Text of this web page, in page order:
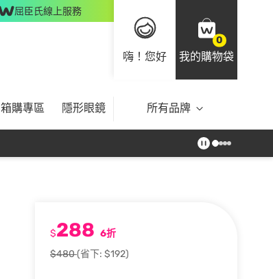
屈臣氏線上服務
嗨！您好
0
我的購物袋
箱購專區 隱形眼鏡 所有品牌
$288 6折
$480(省下: $192)